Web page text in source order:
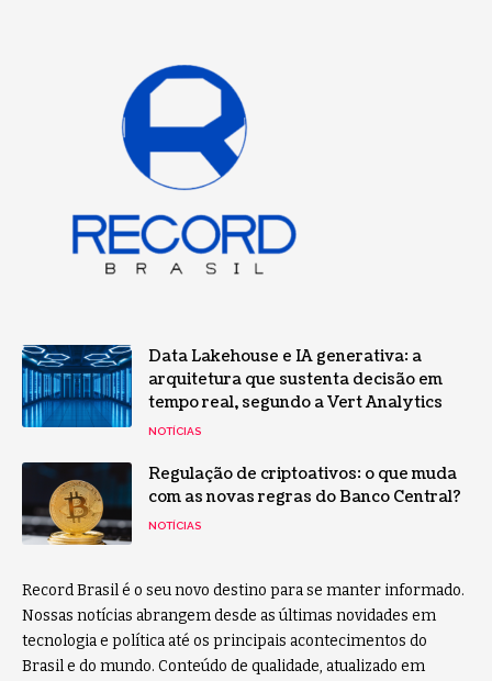
Data Lakehouse e IA generativa: a
arquitetura que sustenta decisão em
tempo real, segundo a Vert Analytics
NOTÍCIAS
Regulação de criptoativos: o que muda
com as novas regras do Banco Central?
NOTÍCIAS
Record Brasil é o seu novo destino para se manter informado.
Nossas notícias abrangem desde as últimas novidades em
tecnologia e política até os principais acontecimentos do
Brasil e do mundo. Conteúdo de qualidade, atualizado em